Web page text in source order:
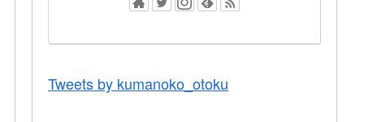
Tweets by kumanoko_otoku